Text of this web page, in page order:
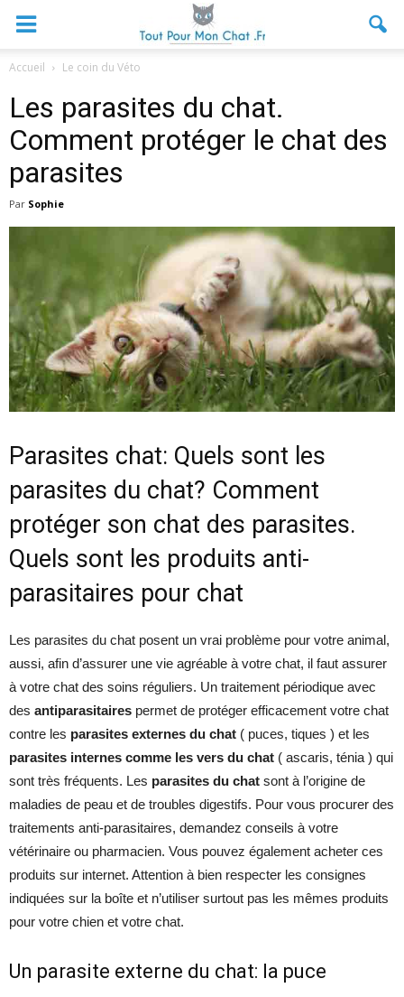
Accueil Le coin du Véto
Les parasites du chat.
Comment protéger le chat des
parasites
Par Sophie
Parasites chat: Quels sont les
parasites du chat? Comment
protéger son chat des parasites.
Quels sont les produits anti-
parasitaires pour chat
Les parasites du chat posent un vrai problème pour votre animal,
aussi, afin d’assurer une vie agréable à votre chat, il faut assurer
à votre chat des soins réguliers. Un traitement périodique avec
des antiparasitaires permet de protéger efficacement votre chat
contre les parasites externes du chat ( puces, tiques ) et les
parasites internes comme les vers du chat ( ascaris, ténia ) qui
sont très fréquents. Les parasites du chat sont à l’origine de
maladies de peau et de troubles digestifs. Pour vous procurer des
traitements anti-parasitaires, demandez conseils à votre
vétérinaire ou pharmacien. Vous pouvez également acheter ces
produits sur internet. Attention à bien respecter les consignes
indiquées sur la boîte et n’utiliser surtout pas les mêmes produits
pour votre chien et votre chat.
Un parasite externe du chat: la puce